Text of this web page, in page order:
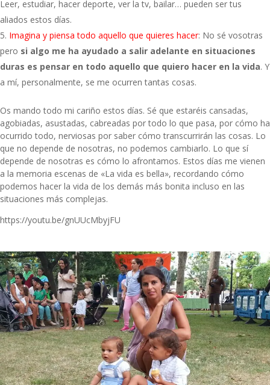
Leer, estudiar, hacer deporte, ver la tv, bailar… pueden ser tus
aliados estos días.
Imagina y piensa todo aquello que quieres hacer: No sé vosotras
pero si algo me ha ayudado a salir adelante en situaciones
duras es pensar en todo aquello que quiero hacer en la vida. Y
a mí, personalmente, se me ocurren tantas cosas.
Os mando todo mi cariño estos días. Sé que estaréis cansadas,
agobiadas, asustadas, cabreadas por todo lo que pasa, por cómo ha
ocurrido todo, nerviosas por saber cómo transcurrirán las cosas. Lo
que no depende de nosotras, no podemos cambiarlo. Lo que sí
depende de nosotras es cómo lo afrontamos. Estos días me vienen
a la memoria escenas de «La vida es bella», recordando cómo
podemos hacer la vida de los demás más bonita incluso en las
situaciones más complejas.
https://youtu.be/gnUUcMbyjFU